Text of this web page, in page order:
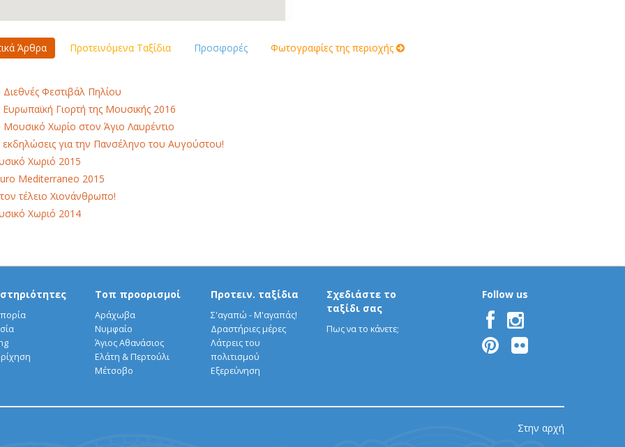
Άρθρα Προτεινόμενα Ταξίδια Προσφορές Φωτογραφίες της περιοχής
Διεθνές Φεστιβάλ Πηλίου
Ευρωπαϊκή Γιορτή της Μουσικής 2016
Μουσικό Χωρίο στον Άγιο Λαυρέντιο
εκδηλώσεις για την Πανσέληνο του Αυγούστου!
Χωριό 2015
Mediterraneo 2015
τέλειο Χιονάνθρωπο!
Χωριό 2014
Τοπ προορισμοί
Αράχωβα
Νυμφαίο
Άγιος Αθανάσιος
Ελάτη & Περτούλι
Μέτσοβο
Προτειν. ταξίδια
Σ'αγαπώ - Μ'αγαπάς!
Δραστήριες μέρες
Λάτρεις του
πολιτισμού
Εξερεύνηση
Σχεδιάστε το
ταξίδι σας
Πως να το κάνετε;
Follow us
Στην αρχή